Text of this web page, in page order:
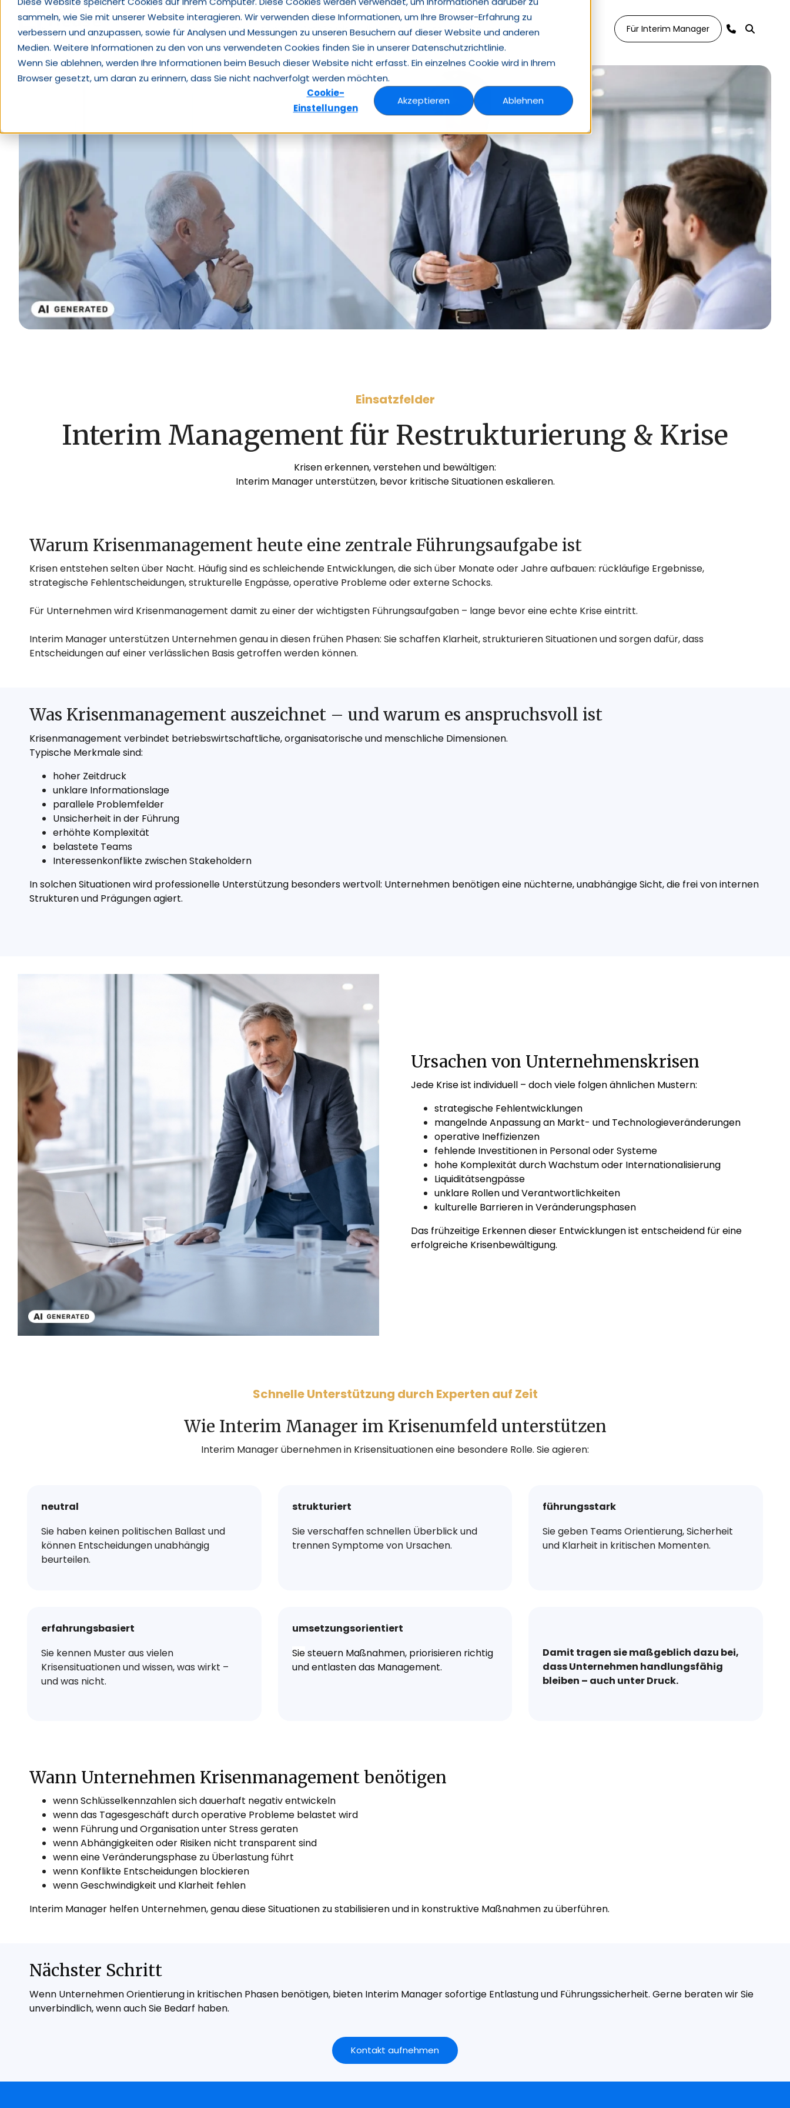
sammeln, wie Sie mit unserer Website interagieren. Wir verwenden diese Informationen, um Ihre Browser-Erfahrung zu
verbessern und anzupassen, sowie für Analysen und Messungen zu unseren Besuchern auf dieser Website und anderen
Medien. Weitere Informationen zu den von uns verwendeten Cookies finden Sie in unserer Datenschutzrichtlinie.
Wenn Sie ablehnen, werden Ihre Informationen beim Besuch dieser Website nicht erfasst. Ein einzelnes Cookie wird in Ihrem
Browser gesetzt, um daran zu erinnern, dass Sie nicht nachverfolgt werden möchten.
Cookie-
Einstellungen
Akzeptieren Ablehnen
Kompetenzen Insights Case Studies Über Heuse Interim Studien Kontakt Für Interim Manager
Einsatzfelder
Interim Management für Restrukturierung & Krise
Krisen erkennen, verstehen und bewältigen:
Interim Manager unterstützen, bevor kritische Situationen eskalieren.
Warum Krisenmanagement heute eine zentrale Führungsaufgabe ist
Krisen entstehen selten über Nacht. Häufig sind es schleichende Entwicklungen, die sich über Monate oder Jahre aufbauen: rückläufige Ergebnisse,
strategische Fehlentscheidungen, strukturelle Engpässe, operative Probleme oder externe Schocks.
Für Unternehmen wird Krisenmanagement damit zu einer der wichtigsten Führungsaufgaben – lange bevor eine echte Krise eintritt.
Interim Manager unterstützen Unternehmen genau in diesen frühen Phasen: Sie schaffen Klarheit, strukturieren Situationen und sorgen dafür, dass
Entscheidungen auf einer verlässlichen Basis getroffen werden können.
Was Krisenmanagement auszeichnet – und warum es anspruchsvoll ist
Krisenmanagement verbindet betriebswirtschaftliche, organisatorische und menschliche Dimensionen.
Typische Merkmale sind:
hoher Zeitdruck
unklare Informationslage
parallele Problemfelder
Unsicherheit in der Führung
erhöhte Komplexität
belastete Teams
Interessenkonflikte zwischen Stakeholdern
In solchen Situationen wird professionelle Unterstützung besonders wertvoll: Unternehmen benötigen eine nüchterne, unabhängige Sicht, die frei von internen
Strukturen und Prägungen agiert.
Ursachen von Unternehmenskrisen
Jede Krise ist individuell – doch viele folgen ähnlichen Mustern:
strategische Fehlentwicklungen
mangelnde Anpassung an Markt- und Technologieveränderungen
operative Ineffizienzen
fehlende Investitionen in Personal oder Systeme
hohe Komplexität durch Wachstum oder Internationalisierung
Liquiditätsengpässe
unklare Rollen und Verantwortlichkeiten
kulturelle Barrieren in Veränderungsphasen
Das frühzeitige Erkennen dieser Entwicklungen ist entscheidend für eine
erfolgreiche Krisenbewältigung.
Schnelle Unterstützung durch Experten auf Zeit
Wie Interim Manager im Krisenumfeld unterstützen
Interim Manager übernehmen in Krisensituationen eine besondere Rolle. Sie agieren:
neutral
Sie haben keinen politischen Ballast und
können Entscheidungen unabhängig
beurteilen.
strukturiert
Sie verschaffen schnellen Überblick und
trennen Symptome von Ursachen.
führungsstark
Sie geben Teams Orientierung, Sicherheit
und Klarheit in kritischen Momenten.
erfahrungsbasiert
Sie kennen Muster aus vielen
Krisensituationen und wissen, was wirkt –
und was nicht.
umsetzungsorientiert
Siesteuern Maßnahmen, priorisieren richtig
und entlasten das Management.
Damit tragen sie maßgeblich dazu bei,
dass Unternehmen handlungsfähig
bleiben – auch unter Druck.
Wann Unternehmen Krisenmanagement benötigen
wenn Schlüsselkennzahlen sich dauerhaft negativ entwickeln
wenn das Tagesgeschäft durch operative Probleme belastet wird
wenn Führung und Organisation unter Stress geraten
wenn Abhängigkeiten oder Risiken nicht transparent sind
wenn eine Veränderungsphase zu Überlastung führt
wenn Konflikte Entscheidungen blockieren
wenn Geschwindigkeit und Klarheit fehlen
Interim Manager helfen Unternehmen, genau diese Situationen zu stabilisieren und in konstruktive Maßnahmen zu überführen.
Nächster Schritt
Wenn Unternehmen Orientierung in kritischen Phasen benötigen, bieten Interim Manager sofortige Entlastung und Führungssicherheit. Gerne beraten wir Sie
unverbindlich, wenn auch Sie Bedarf haben.
Kontakt aufnehmen